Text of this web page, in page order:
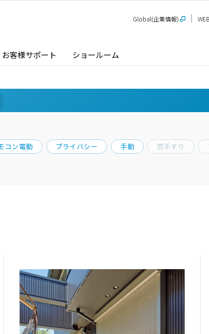
お客様サポート ショールーム
SR ショールーム PS P-STAGE PR プレゼンテーションルーム
Global(企業情報)
コン電動 プライバシー 手動 窓手すり